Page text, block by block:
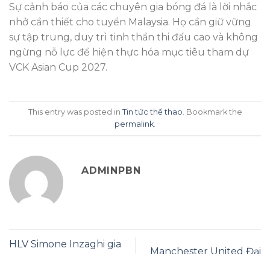
Sự cảnh báo của các chuyên gia bóng đá là lời nhắc
nhở cần thiết cho tuyển Malaysia. Họ cần giữ vững
sự tập trung, duy trì tinh thần thi đấu cao và không
ngừng nỗ lực để hiện thực hóa mục tiêu tham dự
VCK Asian Cup 2027.
This entry was posted in Tin tức thể thao . Bookmark the
permalink
ADMINPBN
HLV Simone Inzaghi gia
Manchester United Đại